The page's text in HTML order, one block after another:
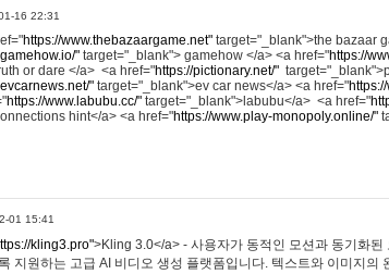
16 22:31
https://www.thebazaargame.net" target="_blank">the bazaar
" target="_blank"> gamehow </a> <a href="https://
or dare </a> <a href="https://pictionary.net/"
" target="_blank">ev car news</a> <a href="
https://www.labubu.cc/" target="_blank">labubu</a> <a href="
hint</a> <a href="https://www.play-monopoly.online/"
01 15:41
kling3.pro">Kling 3.0</a> - 사용자가 동적인 모션과 동기화
지원하는 고급 AI 비디오 생성 플랫폼입니다. 텍스트와 이미지의